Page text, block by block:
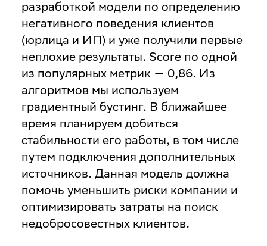
разработкой модели по определению
негативного поведения клиентов
(юрлица и ИП) и уже получили первые
неплохие результаты. Score по одной
из популярных метрик — 0,86. Из
алгоритмов мы используем
градиентный бустинг. В ближайшее
время планируем добиться
стабильности его работы, в том числе
путем подключения дополнительных
источников. Данная модель должна
помочь уменьшить риски компании и
оптимизировать затраты на поиск
недобросовестных клиентов.